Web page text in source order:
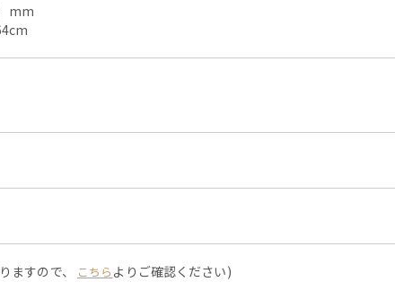
mm
ますので、 こちら よりご確認ください)